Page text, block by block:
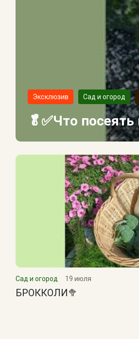
Эксклюзив Сад и огород
🥬✅Что
Сад и огород 19 июля
БРОККОЛИ🥦